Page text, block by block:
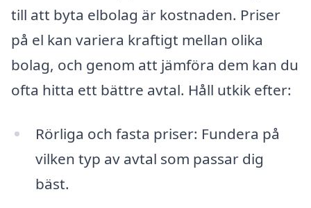
till att byta elbolag är kostnaden. Priser
på el kan variera kraftigt mellan olika
bolag, och genom att jämföra dem kan du
ofta hitta ett bättre avtal. Håll utkik efter:
Rörliga och fasta priser: Fundera på
vilken typ av avtal som passar dig
bäst.